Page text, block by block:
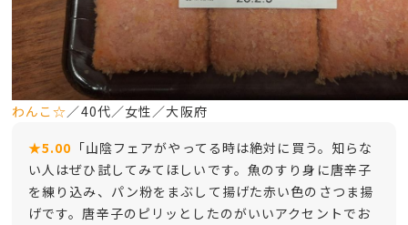
わんこ☆／40代／女性／大阪府
★5.00 「山陰フェアがやってる時は絶対に買う。知らな
い人はぜひ試してみてほしいです。魚のすり身に唐辛子
を練り込み、パン粉をまぶして揚げた赤い色のさつま揚
げです。唐辛子のピリッとしたのがいいアクセントでお